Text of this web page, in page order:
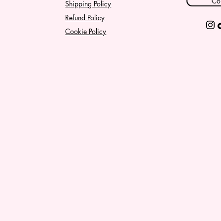
Shipping Policy
Refund Policy
Cookie Policy